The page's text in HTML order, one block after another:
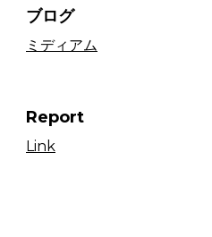
ブログ
ミディアム
Report
Link